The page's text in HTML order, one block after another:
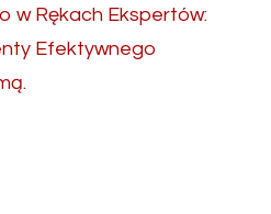
w Rękach Ekspertów:
Efektywnego